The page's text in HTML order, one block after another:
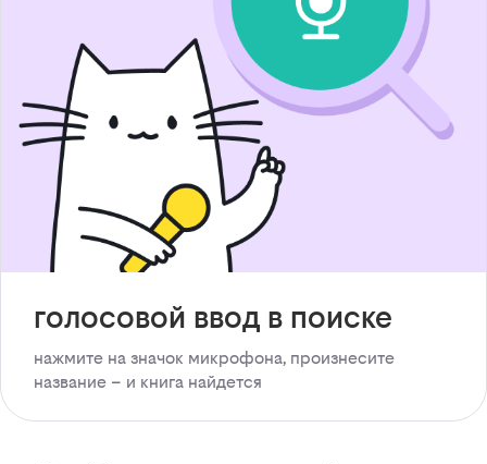
голосовой ввод в поиске
нажмите на значок микрофона, произнесите
название – и книга найдется